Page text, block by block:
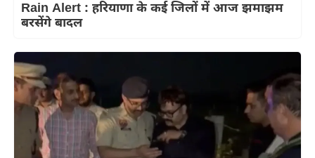
Rain Alert : हरियाणा के कई जिलों में आज झमाझम
बरसेंगे बादल